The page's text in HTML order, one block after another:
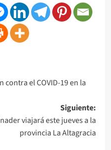
el COVID-19 en la
Siguiente:
viajará este jueves a la
provincia La Altagracia